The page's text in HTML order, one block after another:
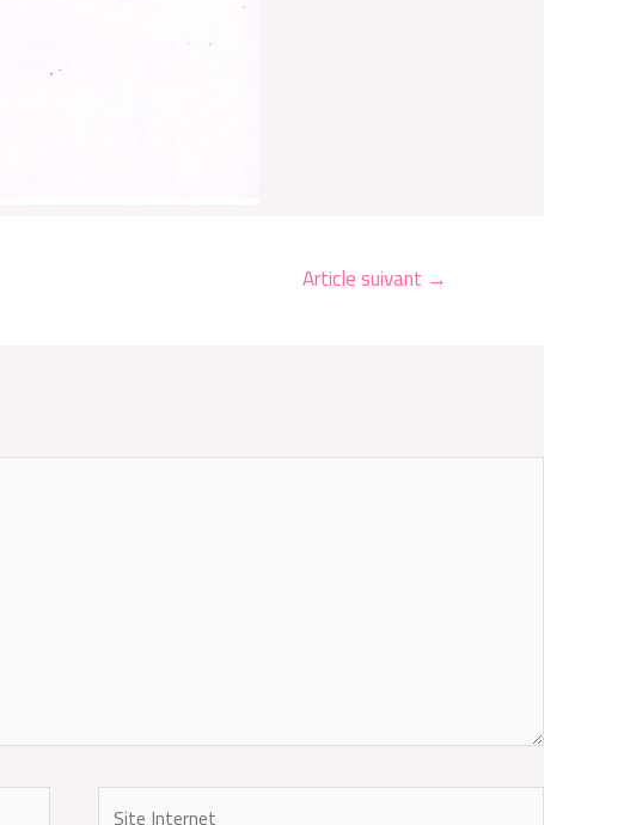
Article suivant →